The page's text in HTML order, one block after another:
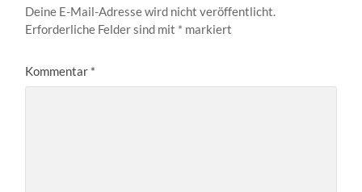
Deine E-Mail-Adresse wird nicht veröffentlicht.
Erforderliche Felder sind mit * markiert
Kommentar *